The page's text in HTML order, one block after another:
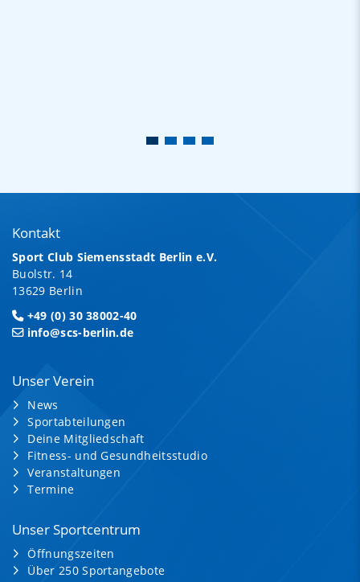
Kontakt
Sport Club Siemensstadt Berlin e.V.
Buolstr. 14
13629 Berlin
+49 (0) 30 38002-40
info@scs-berlin.de
Unser Verein
News
Sportabteilungen
Deine Mitgliedschaft
Fitness- und Gesundheitsstudio
Veranstaltungen
Termine
Unser Sportcentrum
Öffnungszeiten
Über 250 Sportangebote